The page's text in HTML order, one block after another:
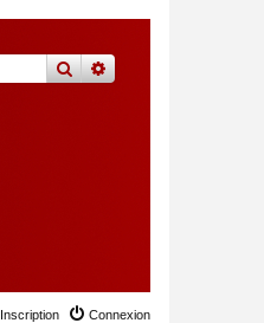
rechercher
recherche
Connexion
Inscription